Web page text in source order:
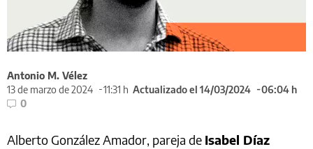
Antonio M. Vélez
13 de marzo de 2024
11:31 h Actualizado el 14/03/2024
06:04 h
0
Alberto González Amador, pareja de Isabel Díaz